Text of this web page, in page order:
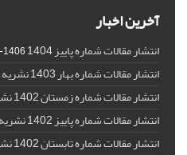
آخرین اخبار
انتشار مقالات شماره پاییز 1404 1406-07-08
انتشار مقالات شماره بهار 1403 نشریه
انتشار مقالات شماره زمستان 1402 نشریه
انتشار مقالات شماره پاییز 1402 نشریه
انتشار مقالات شماره تابستان 1402 نشریه